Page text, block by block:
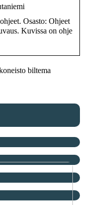
Osasto: Ohjeet
Kuvissa on ohje
biltema